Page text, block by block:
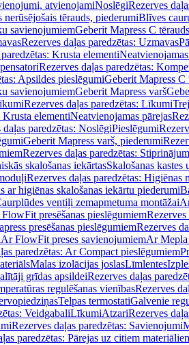
atvienojamiNoslēgiRezerves
tērauds, piederumiBlīves
savienojumiemGeberit Mapress C tērauds
Rezerves daļas paredzētas: Uzmavas
Krusta elementi
Rezerves daļas paredzētas:
Apsildes pieslēgumiGeberit Mapress C
savienojumiemGeberit Mapress varš
Rezerves daļas paredzētas: Līkumi
Krusta elementiNeatvienojamas pārejas
daļas paredzētas: NoslēgiPieslēgumi
Geberit Mapress varš, piederumi
Rezerves daļas paredzētas:
skalošanas iekārtasSkalošanas kastes
Rezerves daļas paredzētas: Higiēnas
ar higiēnas skalošanas iekārtu piederumi
ventiļi zemapmetuma montāžai
presēšanas pieslēgumiem
presēšanas pieslēgumiemRezerves
Ar FlowFit preses savienojumiemAr Mepla
paredzētas: Ar Compact pieslēgumiem
Malas izolācijas joslasLīmlentes
grīdas apsildeiRezerves daļas
regulēšanas vienībasRezerves
Telpas termostatiGalvenie
VeidgabaliLīkumiAtzariRezerves
Rezerves daļas paredzētas: Savienojumi
paredzētas: Pārejas uz citiem